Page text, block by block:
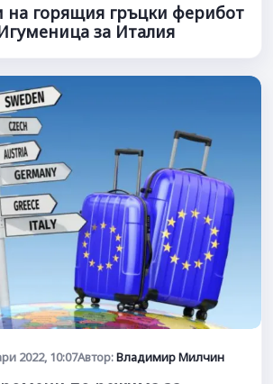
на горящия гръцки ферибот
за Италия
2022, 10:07Автор:Владимир Милчин